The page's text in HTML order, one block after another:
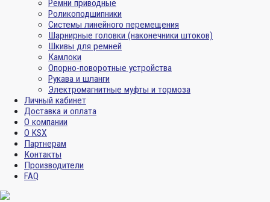
Ремни приводные
Роликоподшипники
Системы линейного перемещения
Шарнирные головки (наконечники штоков)
Шкивы для ремней
Камлоки
Опорно-поворотные устройства
Рукава и шланги
Электромагнитные муфты и тормоза
Личный кабинет
Доставка и оплата
О компании
О KSX
Партнерам
Контакты
Производители
FAQ